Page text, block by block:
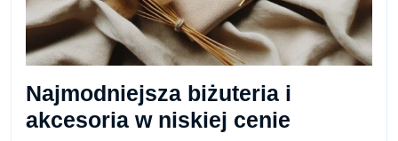
Najmodniejsza biżuteria i
akcesoria w niskiej cenie